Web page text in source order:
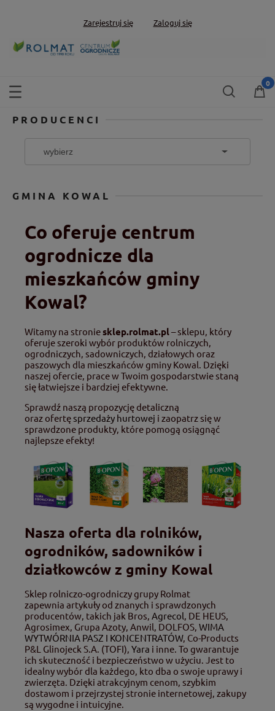
Zarejestruj się Zaloguj się
PRODUCENCI
GMINA KOWAL
Co oferuje centrum
ogrodnicze dla
mieszkańców gminy
Kowal?
Witamy na stroniesklep.rolmat.pl– sklepu, który
oferuje szeroki wybór produktów rolniczych,
ogrodniczych, sadowniczych, działowych oraz
paszowych dla mieszkańców gminy Kowal. Dzięki
naszej ofercie, prace w Twoim gospodarstwie staną
się łatwiejsze i bardziej efektywne.
Sprawdź naszą propozycję detaliczną
oraz ofertę sprzedaży hurtowej i zaopatrz się w
sprawdzone produkty, które pomogą osiągnąć
najlepsze efekty!
Nasza oferta dla rolników,
ogrodników, sadowników i
działkowców z gminy Kowal
Sklep rolniczo-ogrodniczy grupy Rolmat
zapewnia artykuły od znanych i sprawdzonych
producentów, takich jak Bros, Agrecol, DE HEUS,
Agrosimex, Grupa Azoty, Anwil, DOLFOS, WIMA
WYTWÓRNIA PASZ I KONCENTRATÓW, Co-Products
P&L Glinojeck S.A. (TOFI), Yara i inne. To gwarantuje
ich skuteczność i bezpieczeństwo w użyciu. Jest to
idealny wybór dla każdego, kto dba o swoje uprawy i
zwierzęta. Dzięki atrakcyjnym cenom, szybkim
dostawom i przejrzystej stronie internetowej, zakupy
są wygodne i intuicyjne.